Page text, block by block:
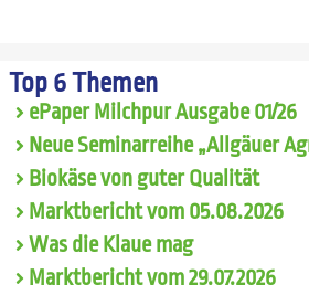
Top 6 Themen
ePaper Milchpur Ausgabe 01/26
Neue Seminarreihe „Allgäuer
Biokäse von guter Qualität
Marktbericht vom 05.08.2026
Was die Klaue mag
Marktbericht vom 29.07.2026